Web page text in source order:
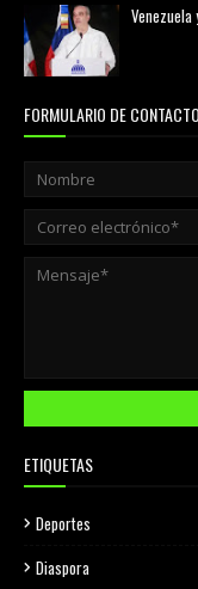
FORMULARIO DE CONTACTO
ETIQUETAS
Deportes
Diaspora